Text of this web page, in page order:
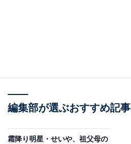
編集部が選ぶおすすめ記事
霜降り明星・せいや、祖父母の